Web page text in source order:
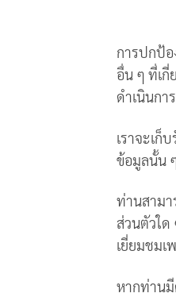
การปกป้อ
อื่น ๆ ที่เกี่
ดำเนินกา
เราจะเก็
ข้อมูลนั้น
ท่านสามา
ส่วนตัวใด
เยี่ยมชม
หากท่านมี